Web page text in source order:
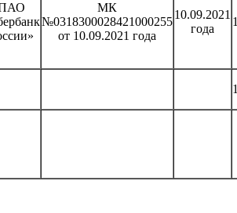
МК
№0318300028421000255
от 10.09.2021 года
10.09.2021
года